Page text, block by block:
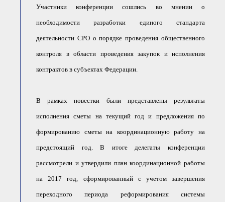
Участники конференции сошлись во мнении о
необходимости разработки единого стандарта
деятельности СРО о порядке проведения общественного
контроля в области проведения закупок и исполнения
контрактов в субъектах Федерации.
В рамках повестки были представлены результаты
исполнения сметы на текущий год и предложения по
формированию сметы на координационную работу на
предстоящий год. В итоге делегаты конференции
рассмотрели и утвердили план координационной работы
на 2017 год, сформированный с учетом завершения
переходного периода реформирования системы